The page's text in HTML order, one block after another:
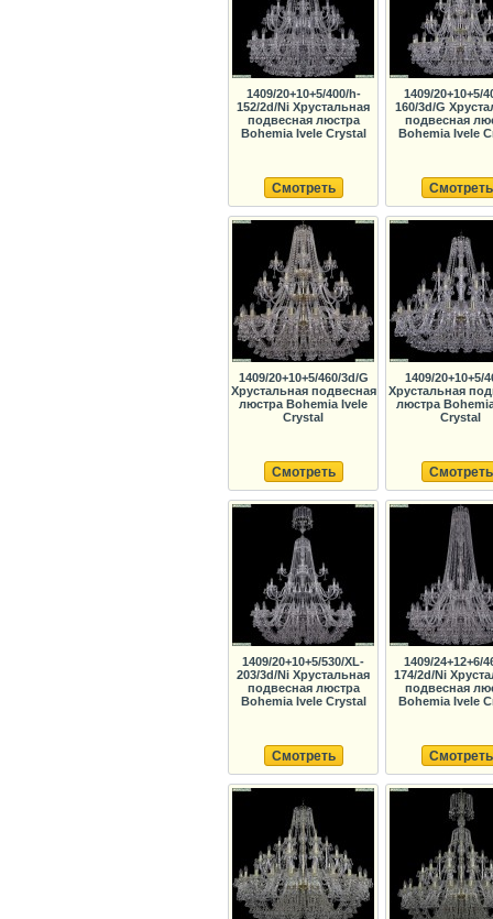
1409/20+10+5/400/h-
152/2d/Ni Хрустальная
подвесная люстра
Bohemia Ivele Crystal
Смотреть
1409/20+10+5/
160/3d/G
подвесная
Bohemia Ivele
Смотреть
1409/20+10+5/460/3d/G
Хрустальная подвесная
люстра Bohemia Ivele
Crystal
Смотреть
1409/20+10+5/
Хрустальная
люстра
Crystal
Смотреть
1409/20+10+5/530/XL-
203/3d/Ni Хрустальная
подвесная люстра
Bohemia Ivele Crystal
Смотреть
1409/24+12+6/
174/2d/Ni
подвесная
Bohemia Ivele
Смотреть